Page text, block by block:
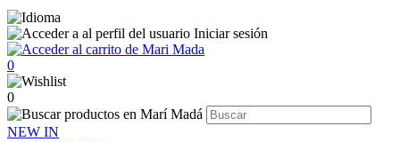
Iniciar sesión
0
0
NEW IN